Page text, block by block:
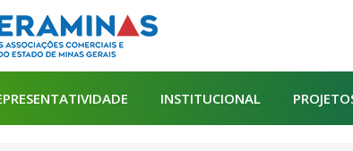
INSTITUCIONAL